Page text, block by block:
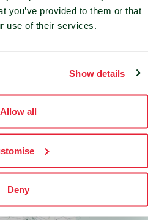
you’ve provided to them or that
use of their services.
Show details
Allow all
Deny